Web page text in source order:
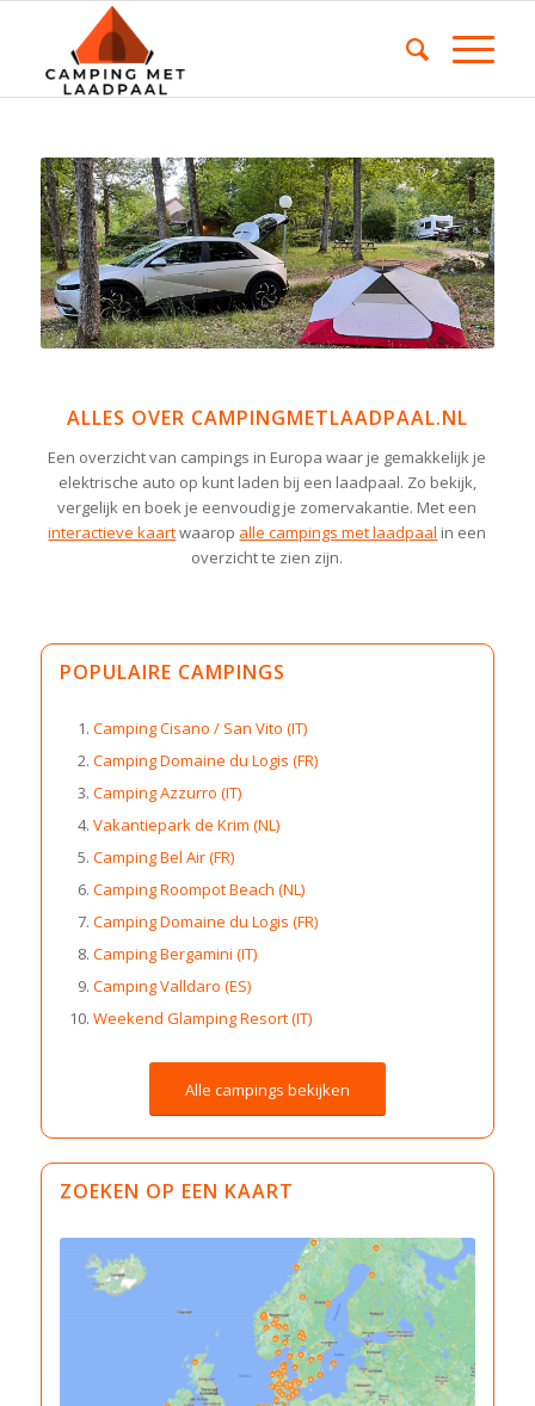
ALLES OVER CAMPINGMETLAADPAAL.NL
Een overzicht van campings in Europa waar je gemakkelijk je
elektrische auto op kunt laden bij een laadpaal. Zo bekijk,
vergelijk en boek je eenvoudig je zomervakantie. Met een
interactieve kaartwaarop alle campings met laadpaal in een
overzicht te zien zijn.
POPULAIRE CAMPINGS
Camping Cisano / San Vito (IT)
Camping Domaine du Logis (FR)
Camping Azzurro (IT)
Vakantiepark de Krim (NL)
Camping Bel Air (FR)
Camping Roompot Beach (NL)
Camping Domaine du Logis (FR)
Camping Bergamini (IT)
Camping Valldaro (ES)
Weekend Glamping Resort (IT)
Alle campings bekijken
ZOEKEN OP EEN KAART